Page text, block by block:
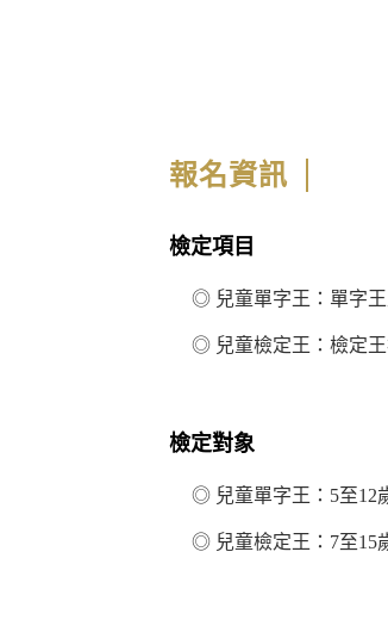
報名資訊
檢定項目
◎ 兒童單字王： 單字
◎ 兒童檢定王： 檢定
檢定對象
◎ 兒童單字王：5至12
◎ 兒童檢定王：7至15